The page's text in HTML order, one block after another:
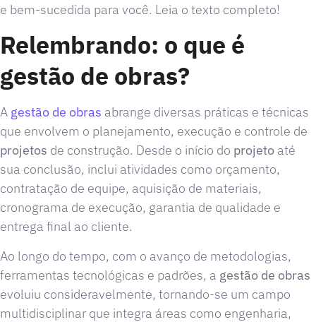
e bem-sucedida para você. Leia o texto completo!
Relembrando: o que é
gestão de obras?
A gestão de obras abrange diversas práticas e técnicas
que envolvem o planejamento, execução e controle de
projetos de construção. Desde o início do projeto até
sua conclusão, inclui atividades como orçamento,
contratação de equipe, aquisição de materiais,
cronograma de execução, garantia de qualidade e
entrega final ao cliente.
Ao longo do tempo, com o avanço de metodologias,
ferramentas tecnológicas e padrões, a gestão de obras
evoluiu consideravelmente, tornando-se um campo
multidisciplinar que integra áreas como engenharia,